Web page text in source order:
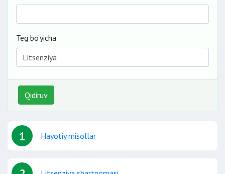
Teg bo‘yicha
Qidiruv
1 Hayotiy misollar